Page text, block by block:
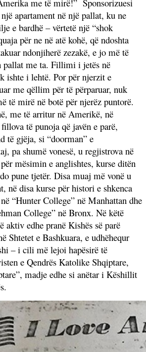
me të mirë!” Sponsorizuesi
apartament në një pallat, ku ne
e bardhë – vërtetë një “shok
për ne në atë kohë, që ndoshta
ndonjiherë zezakë, e jo më të
me ta. Fillimi i jetës në
ishte i lehtë. Por për njerzit e
me qëllim për të përparuar, nuk
të mirë në botë për njerëz puntorë.
me të arritur në Amerikë, në
të punoja që javën e parë,
të gjëja, si “doorman” e
pa shumë vonesë, u regjistrova në
mësimin e anglishtes, kurse ditën
pune tjetër. Disa muaj më vonë u
në disa kurse për histori e shkenca
“Hunter College” në Manhattan dhe
College” në Bronx. Në këtë
aktiv edhe pranë Kishës së parë
Shtetet e Bashkuara, e udhëhequr
– i cili më lejoi hapësirë të
e Qendrës Katolike Shqiptare,
madje edhe si anëtar i Këshillit